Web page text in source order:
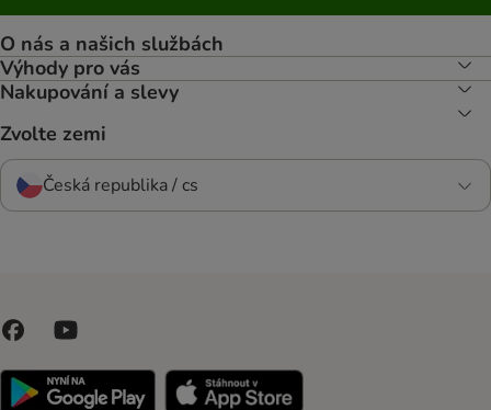
O nás a našich službách
Výhody pro vás
Nakupování a slevy
Zvolte zemi
Česká republika / cs